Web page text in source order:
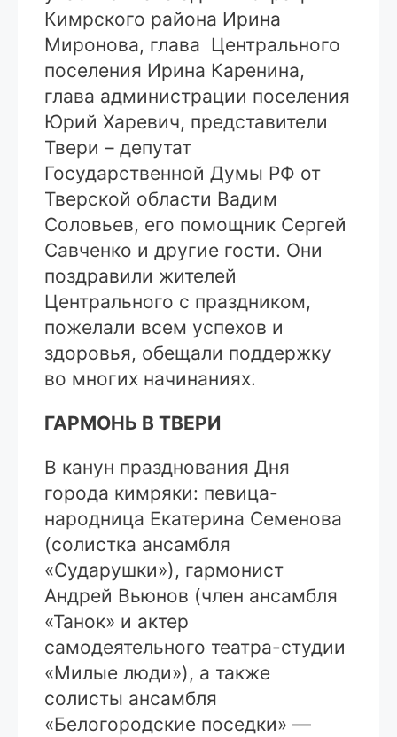
Кимрского района Ирина
Миронова, глава Центрального
поселения Ирина Каренина,
глава администрации поселения
Юрий Харевич, представители
Твери – депутат
Государственной Думы РФ от
Тверской области Вадим
Соловьев, его помощник Сергей
Савченко и другие гости. Они
поздравили жителей
Центрального с праздником,
пожелали всем успехов и
здоровья, обещали поддержку
во многих начинаниях.
ГАРМОНЬ В ТВЕРИ
В канун празднования Дня
города кимряки: певица-
народница Екатерина Семенова
(солистка ансамбля
«Сударушки»), гармонист
Андрей Вьюнов (член ансамбля
«Танок» и актер
самодеятельного театра-студии
«Милые люди»), а также
солисты ансамбля
«Белогородские поседки» —